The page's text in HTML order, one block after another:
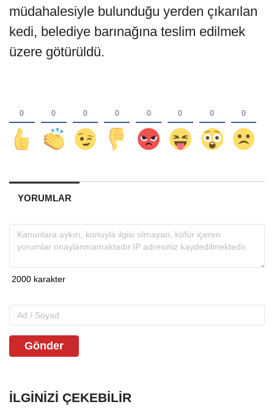
müdahalesiyle bulunduğu yerden çıkarılan
kedi, belediye barınağına teslim edilmek
üzere götürüldü.
YORUMLAR
Gönder
İLGINIZI ÇEKEBILIR